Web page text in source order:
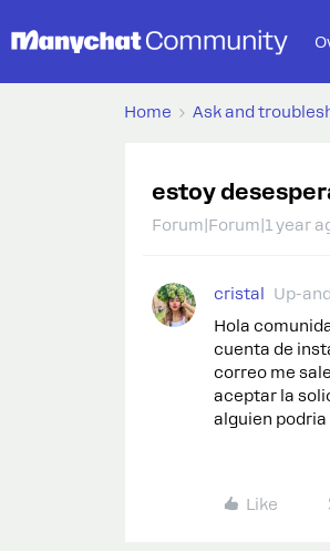
Home Ask and
estoy
Forum|Forum|1 year
cristal
Up-
Hola
cuenta de
correo me
aceptar la
alguien podria
Like